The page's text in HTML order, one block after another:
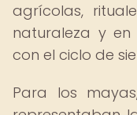
agrícolas,
naturaleza y en
con el ciclo de
Para los